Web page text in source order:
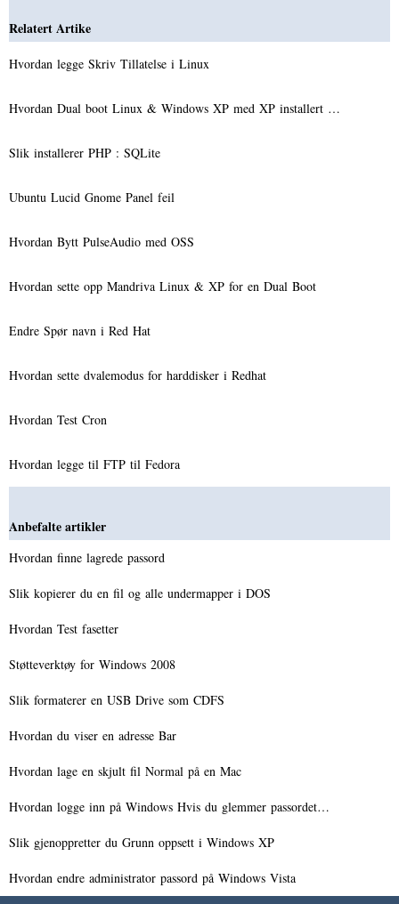
Relatert Artike
Hvordan legge Skriv Tillatelse i Linux
Hvordan Dual boot Linux & Windows XP med XP installert …
Slik installerer PHP : SQLite
Ubuntu Lucid Gnome Panel feil
Hvordan Bytt PulseAudio med OSS
Hvordan sette opp Mandriva Linux & XP for en Dual Boot
Endre Spør navn i Red Hat
Hvordan sette dvalemodus for harddisker i Redhat
Hvordan Test Cron
Hvordan legge til FTP til Fedora
Anbefalte artikler
Hvordan finne lagrede passord
Slik kopierer du en fil og alle undermapper i DOS
Hvordan Test fasetter
Støtteverktøy for Windows 2008
Slik formaterer en USB Drive som CDFS
Hvordan du viser en adresse Bar
Hvordan lage en skjult fil Normal på en Mac
Hvordan logge inn på Windows Hvis du glemmer passordet…
Slik gjenoppretter du Grunn oppsett i Windows XP
Hvordan endre administrator passord på Windows Vista